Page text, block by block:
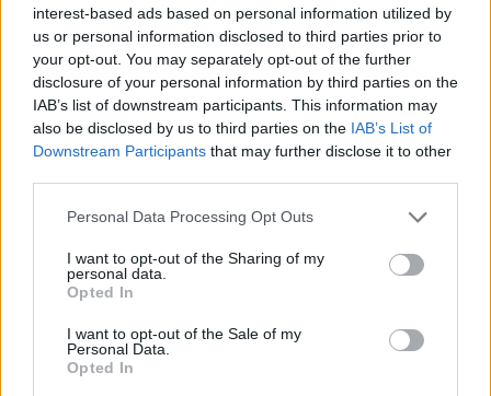
interest-based ads based on personal information utilized by
us or personal information disclosed to third parties prior to
your opt-out. You may separately opt-out of the further
disclosure of your personal information by third parties on the
IAB’s list of downstream participants. This information may
also be disclosed by us to third parties on the IAB’s List of
Downstream Participants that may further disclose it to other
Please note that this website/app uses one or more Google
not limited to your visit or usage behaviour. You may click to
grant or deny consent to Google and its third-party tags to
use your data for below specified purposes in below Google
consent section.
Personal Data Processing Opt Outs
I want to opt-out of the Sharing of my
personal data.
Opted In
I want to opt-out of the Sale of my
Personal Data.
Opted In
Rafael Sachete assume nova posição no Assaí: o que isso
Bruno Costa · 8 ago 2026
Nome